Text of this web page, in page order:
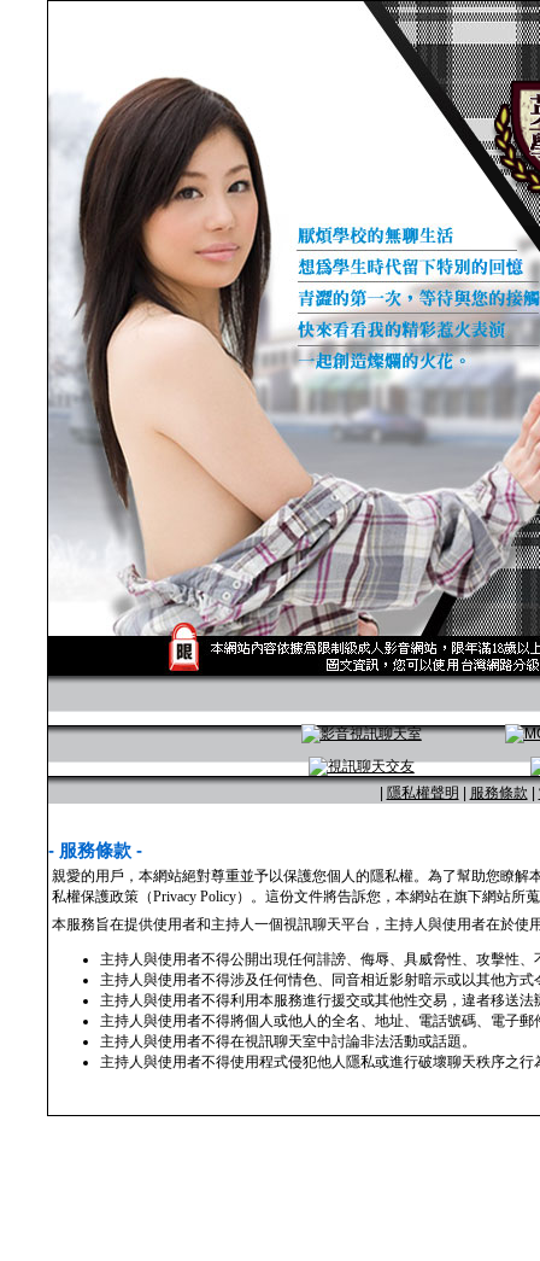
隱私權聲明 服務條款
- 服務條款 -
親愛的用戶，本網站絕對尊重並予以保護您個人的隱私權。為了幫助您瞭
私權保護政策（Privacy Policy）。這份文件將告訴您，本網站在旗下網站所
本服務旨在提供使用者和主持人一個視訊聊天平台，主持人與使用者在於使
主持人與使用者不得公開出現任何誹謗、侮辱、具威脅性、攻擊性
主持人與使用者不得涉及任何情色、同音相近影射暗示或以其他方式
主持人與使用者不得利用本服務進行援交或其他性交易，違者移送法
主持人與使用者不得將個人或他人的全名、地址、電話號碼、電子
主持人與使用者不得在視訊聊天室中討論非法活動或話題。
主持人與使用者不得使用程式侵犯他人隱私或進行破壞聊天秩序之行